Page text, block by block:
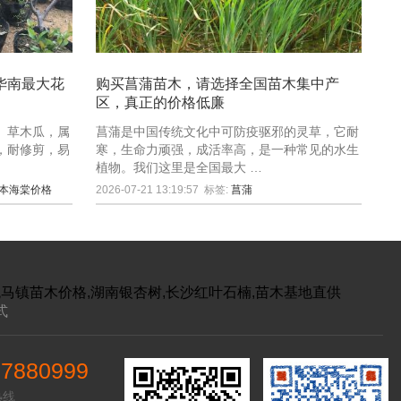
南最大花
草木瓜，属
耐修剪，易
海棠价格
购买菖蒲苗木，请选择全国苗木集中产
区，真正的价格低廉
菖蒲是中国传统文化中可防疫驱邪的灵草，它耐
寒，生命力顽强，成活率高，是一种常见的水生
植物。我们这里是全国最大 …
2026-07-21 13:19:57 标签:菖蒲
镇苗木价格,湖南银杏树,长沙红叶石楠,苗木基地直供